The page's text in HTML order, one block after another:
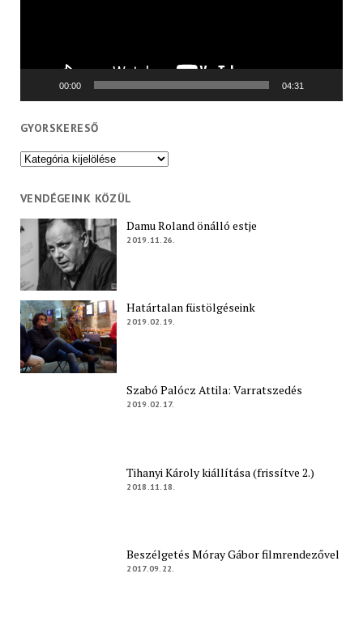
00:00 04:31
GYORSKERESŐ
Gyorskereső
VENDÉGEINK KÖZÜL
Damu Roland önálló estje
2019.11.26.
Határtalan füstölgéseink
2019.02.19.
Szabó Palócz Attila: Varratszedés
2019.02.17.
Tihanyi Károly kiállítása (frissítve 2.)
2018.11.18.
Beszélgetés Móray Gábor filmrendezővel
2017.09.22.